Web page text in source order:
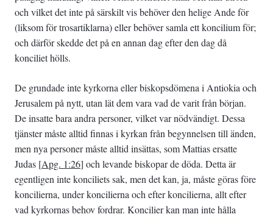
och vilket det inte på särskilt vis behöver den helige Ande för
(liksom för trosartiklarna) eller behöver samla ett koncilium för;
och därför skedde det på en annan dag efter den dag då
konciliet hölls.
De grundade inte kyrkorna eller biskopsdömena i Antiokia och
Jerusalem på nytt, utan lät dem vara vad de varit från början.
De insatte bara andra personer, vilket var nödvändigt. Dessa
tjänster måste alltid finnas i kyrkan från begynnelsen till änden,
men nya personer måste alltid insättas, som Mattias ersatte
Judas [Apg. 1:26] och levande biskopar de döda. Detta är
egentligen inte konciliets sak, men det kan, ja, måste göras före
koncilierna, under koncilierna och efter koncilierna, allt efter
vad kyrkornas behov fordrar. Koncilier kan man inte hålla